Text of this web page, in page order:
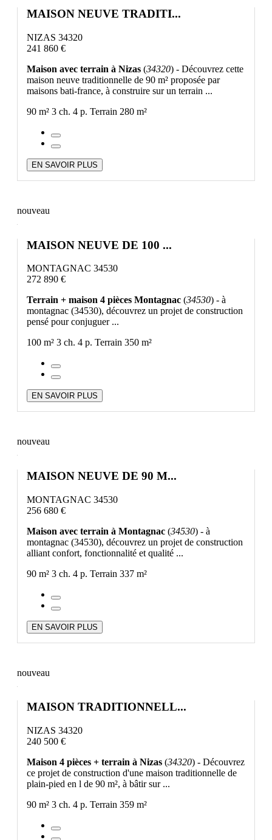
MAISON NEUVE TRADITI...
NIZAS 34320
241 860 €
Maison avec terrain à Nizas (34320) - Découvrez cette
maison neuve traditionnelle de 90 m² proposée par
maisons bati-france, à construire sur un terrain ...
90 m² 3 ch. 4 p. Terrain 280 m²
EN SAVOIR PLUS
nouveau
MAISON NEUVE DE 100 ...
MONTAGNAC 34530
272 890 €
Terrain + maison 4 pièces Montagnac (34530) - à
montagnac (34530), découvrez un projet de construction
pensé pour conjuguer ...
100 m² 3 ch. 4 p. Terrain 350 m²
EN SAVOIR PLUS
nouveau
MAISON NEUVE DE 90 M...
MONTAGNAC 34530
256 680 €
Maison avec terrain à Montagnac (34530) - à
montagnac (34530), découvrez un projet de construction
alliant confort, fonctionnalité et qualité ...
90 m² 3 ch. 4 p. Terrain 337 m²
EN SAVOIR PLUS
nouveau
MAISON TRADITIONNELL...
NIZAS 34320
240 500 €
Maison 4 pièces + terrain à Nizas (34320) - Découvrez
ce projet de construction d'une maison traditionnelle de
plain-pied en l de 90 m², à bâtir sur ...
90 m² 3 ch. 4 p. Terrain 359 m²